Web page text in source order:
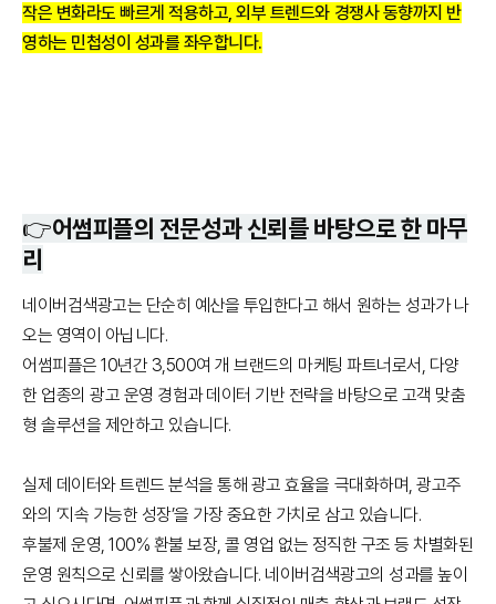
작은 변화라도 빠르게 적용하고, 외부 트렌드와 경쟁사 동향까지 반
영하는 민첩성이 성과를 좌우합니다.
👉어썸피플의 전문성과 신뢰를 바탕으로 한 마무
리
네이버검색광고는 단순히 예산을 투입한다고 해서 원하는 성과가 나
오는 영역이 아닙니다.
어썸피플은 10년간 3,500여 개 브랜드의 마케팅 파트너로서, 다양
한 업종의 광고 운영 경험과 데이터 기반 전략을 바탕으로 고객 맞춤
형 솔루션을 제안하고 있습니다.
실제 데이터와 트렌드 분석을 통해 광고 효율을 극대화하며, 광고주
와의 ‘지속 가능한 성장’을 가장 중요한 가치로 삼고 있습니다.
후불제 운영, 100% 환불 보장, 콜 영업 없는 정직한 구조 등 차별화된
운영 원칙으로 신뢰를 쌓아왔습니다. 네이버검색광고의 성과를 높이